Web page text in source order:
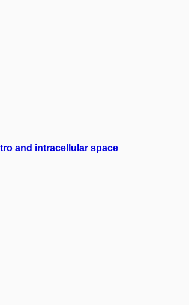
and intracellular space